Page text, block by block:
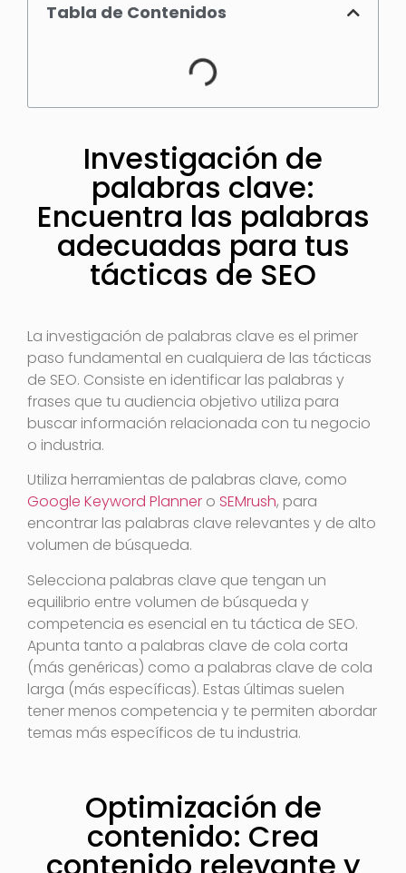
Tabla de Contenidos
Investigación de
palabras clave:
Encuentra las palabras
adecuadas para tus
tácticas de SEO
La investigación de palabras clave es el primer
paso fundamental en cualquiera de las tácticas
de SEO. Consiste en identificar las palabras y
frases que tu audiencia objetivo utiliza para
buscar información relacionada con tu negocio
o industria.
Utiliza herramientas de palabras clave, como
Google Keyword Planner o SEMrush, para
encontrar las palabras clave relevantes y de alto
volumen de búsqueda.
Selecciona palabras clave que tengan un
equilibrio entre volumen de búsqueda y
competencia es esencial en tu táctica de SEO.
Apunta tanto a palabras clave de cola corta
(más genéricas) como a palabras clave de cola
larga (más específicas). Estas últimas suelen
tener menos competencia y te permiten abordar
temas más específicos de tu industria.
Optimización de
contenido: Crea